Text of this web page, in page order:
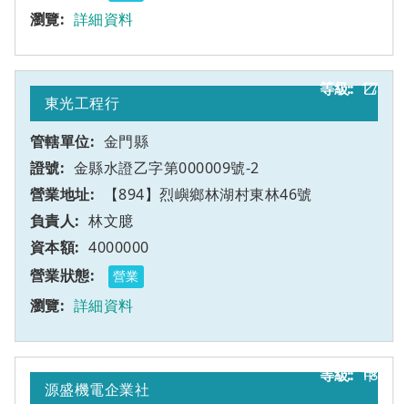
詳細資料
17
東光工程行
金門縣
金縣水證乙字第000009號-2
【894】烈嶼鄉林湖村東林46號
乙
林文臆
4000000
營業
詳細資料
18
源盛機電企業社
甲